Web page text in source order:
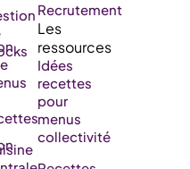
Recrutement
Idées
recettes
pour
menus
collectivité